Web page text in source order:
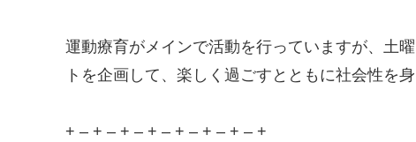
運動療育がメインで活動を行っていますが、土
トを企画して、楽しく過ごすとともに社会性を
+ – + – + – + – + – + – + – +